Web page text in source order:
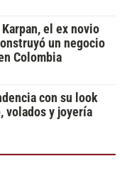
el ex novio
un negocio
Colombia
con su look
volados y joyería